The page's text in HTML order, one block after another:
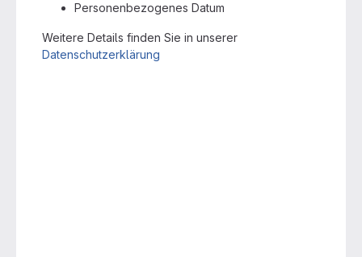
Personenbezogenes Datum
Weitere Details finden Sie in unserer
Datenschutzerklärung